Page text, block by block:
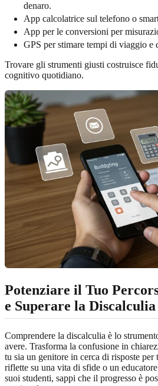
denaro.
App calcolatrice sul telefono o
App per le conversioni per
GPS per stimare tempi di viaggio e
Trovare gli strumenti giusti costruisce
cognitivo quotidiano.
Potenziare il Tuo
e Superare la Discalculia
Comprendere la discalculia è lo
avere. Trasforma la confusione in
tu sia un genitore in cerca di risposte
riflette su una vita di sfide o un
suoi studenti, sappi che il progresso è